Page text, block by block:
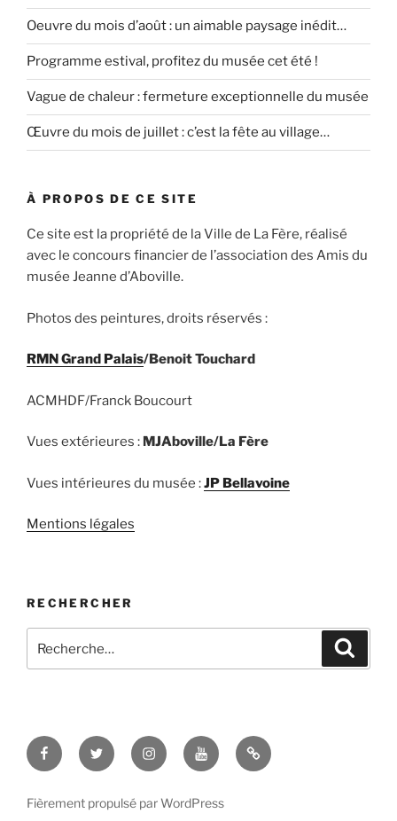
Oeuvre du mois d’août : un aimable paysage inédit…
Programme estival, profitez du musée cet été !
Vague de chaleur : fermeture exceptionnelle du musée
Œuvre du mois de juillet : c’est la fête au village…
À PROPOS DE CE SITE
Ce site est la propriété de la Ville de La Fère, réalisé
avec le concours financier de l’association des Amis du
musée Jeanne d’Aboville.
Photos des peintures, droits réservés :
RMN Grand Palais/Benoit Touchard
ACMHDF/Franck Boucourt
Vues extérieures : MJAboville/La Fère
Vues intérieures du musée :JP Bellavoine
Mentions légales
RECHERCHER
pour
FacebookTwitter InstagramYoutubeTikTok
Fièrement propulsé par WordPress